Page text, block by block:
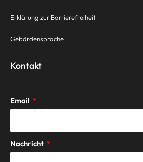
Erklärung zur Barrierefreiheit
Gebärdensprache
Kontakt
Email
Nachricht